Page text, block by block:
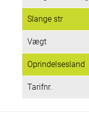
Slange str
Vægt
Oprindelsesland
Tarifnr.